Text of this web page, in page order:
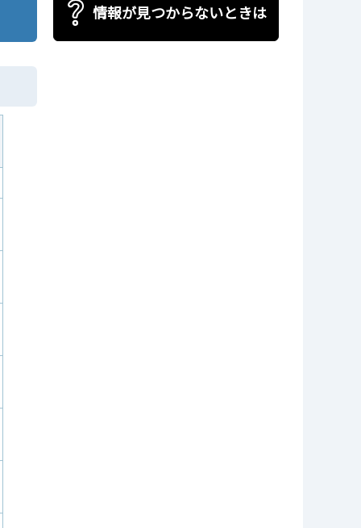
情報が見つからないときは